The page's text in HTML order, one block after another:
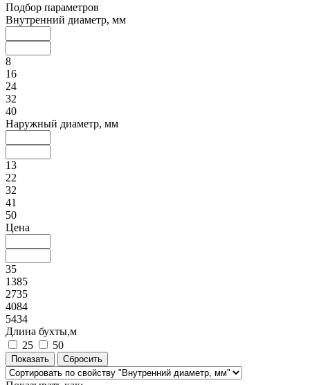
Подбор параметров
Внутренний диаметр, мм
8
16
24
32
40
Наружный диаметр, мм
13
22
32
41
50
Цена
35
1385
2735
4084
5434
Длина бухты,м
25
50